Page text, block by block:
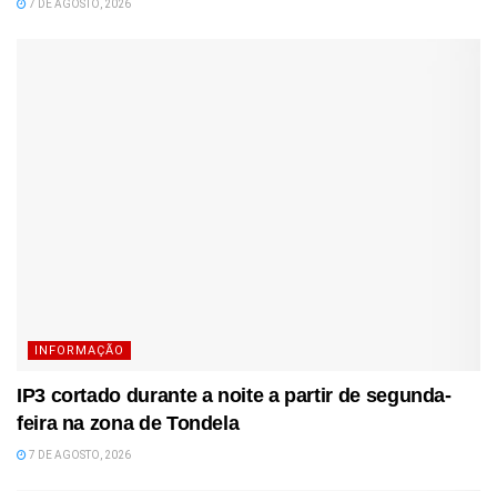
7 DE AGOSTO, 2026
INFORMAÇÃO
IP3 cortado durante a noite a partir de segunda-
feira na zona de Tondela
7 DE AGOSTO, 2026